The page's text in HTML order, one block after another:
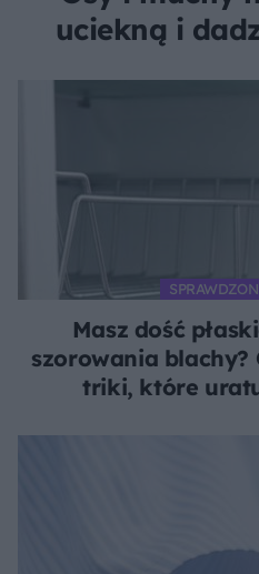
uciekną i
Masz dość
szorowania blachy?
triki, które